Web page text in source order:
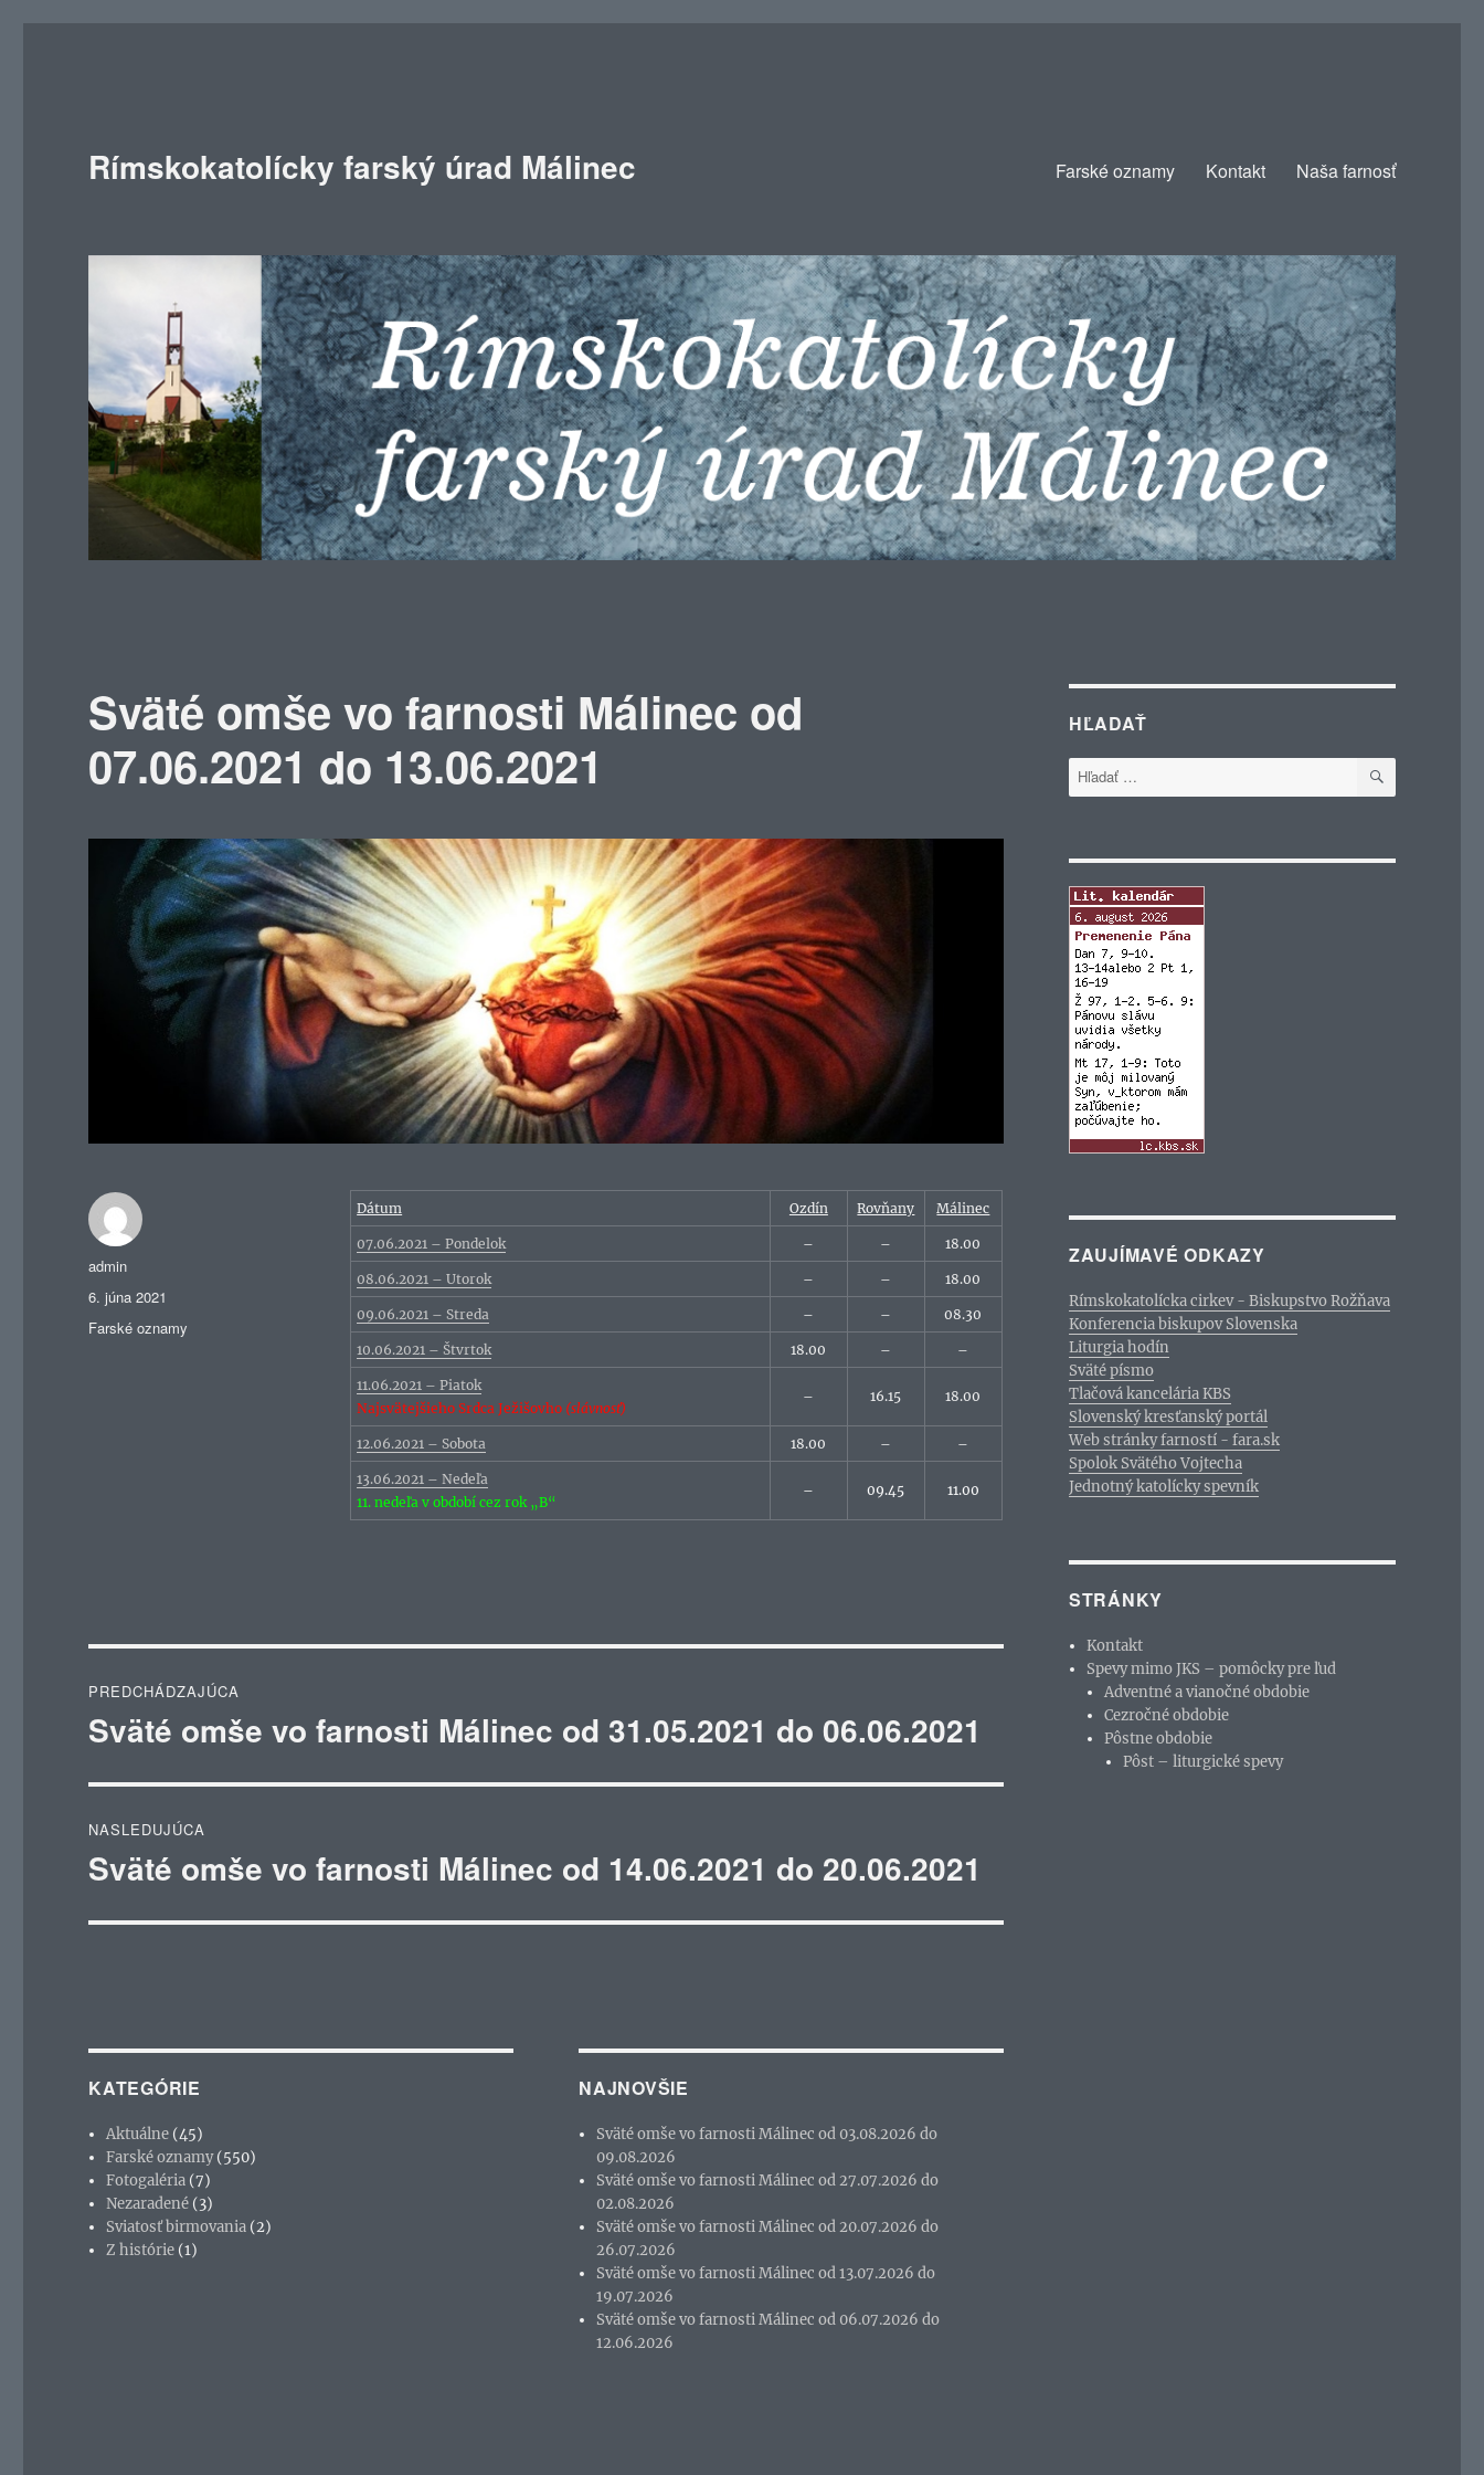
Rímskokatolícky farský úrad Málinec Farské oznamy Kontakt Naša farnosť
Sväté omše vo farnosti Málinec od
07.06.2021 do 13.06.2021
Dátum Ozdín Rovňany Málinec
07.06.2021 – Pondelok – – 18.00
08.06.2021 – Utorok – – 18.00
09.06.2021 – Streda – – 08.30
10.06.2021 – Štvrtok 18.00 – –
11.06.2021 – Piatok
Najsvätejšieho Srdca Ježišovho (slávnosť)
– 16.15 18.00
12.06.2021 – Sobota 18.00 – –
13.06.2021 – Nedeľa
11. nedeľa v období cez rok „B“
– 09.45 11.00
Autor
admin
Publikované
6. júna 2021
Kategórie
Farské oznamy
v
PREDCHÁDZAJÚCA
Predchádzajúci
Sväté omše vo farnosti Málinec od 31.05.2021 do 06.06.2021
NASLEDUJÚCA
Ďalší
Sväté omše vo farnosti Málinec od 14.06.2021 do 20.06.2021
KATEGÓRIE
Aktuálne (45)
Farské oznamy(550)
Fotogaléria (7)
Nezaradené (3)
Sviatosť birmovania (2)
Z histórie (1)
NAJNOVŠIE
Sväté omše vo farnosti Málinec od 03.08.2026 do
09.08.2026
Sväté omše vo farnosti Málinec od 27.07.2026 do
02.08.2026
Sväté omše vo farnosti Málinec od 20.07.2026 do
26.07.2026
Sväté omše vo farnosti Málinec od 13.07.2026 do
19.07.2026
Sväté omše vo farnosti Málinec od 06.07.2026 do
12.06.2026
HĽADAŤ
Hľadať:
ZAUJÍMAVÉ ODKAZY
Rímskokatolícka cirkev - Biskupstvo Rožňava
Konferencia biskupov Slovenska
Liturgia hodín
Sväté písmo
Tlačová kancelária KBS
Slovenský kresťanský portál
Web stránky farností - fara.sk
Spolok Svätého Vojtecha
Jednotný katolícky spevník
STRÁNKY
Kontakt
Spevy mimo JKS – pomôcky pre ľud
Adventné a vianočné obdobie
Cezročné obdobie
Pôstne obdobie
Pôst – liturgické spevy